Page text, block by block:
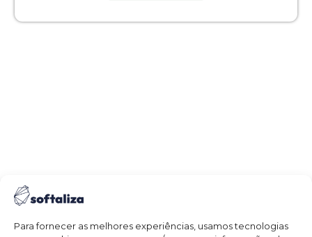
Para fornecer as melhores experiências, usamos tecnologias